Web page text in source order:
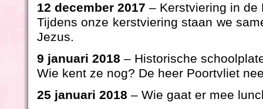
12 december 2017 – Kerstviering in de
Tijdens onze kerstviering staan we
Jezus.
9 januari 2018 – Historische
Wie kent ze nog? De heer Poortvliet
25 januari 2018 – Wie gaat er mee